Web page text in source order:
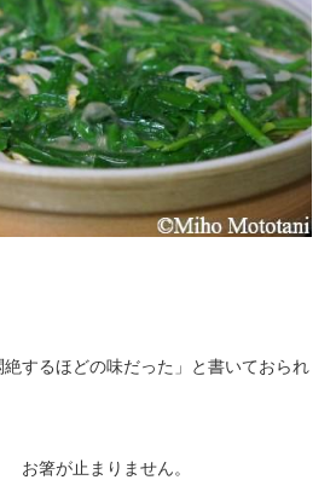
するほどの味だった」と書いておられ
お箸が止まりません。